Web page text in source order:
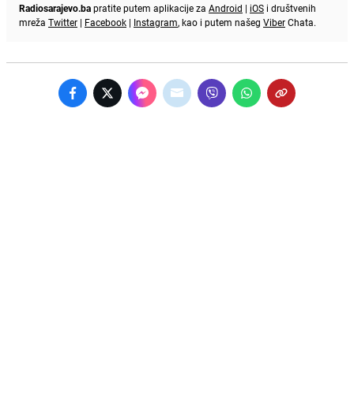
Radiosarajevo.bapratite putem aplikacije za Android | iOS i društvenih
mreža Twitter | Facebook | Instagram, kao i putem našeg ViberChata.